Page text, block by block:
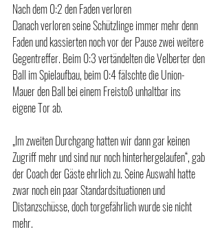
Nach dem 0:2 den Faden verloren
Danach verloren seine Schützlinge immer mehr denn
Faden und kassierten noch vor der Pause zwei weitere
Gegentreffer. Beim 0:3 vertändelten die Velberter den
Ball im Spielaufbau, beim 0:4 fälschte die Union-
Mauer den Ball bei einem Freistoß unhaltbar ins
eigene Tor ab.
„Im zweiten Durchgang hatten wir dann gar keinen
Zugriff mehr und sind nur noch hinterhergelaufen“, gab
der Coach der Gäste ehrlich zu. Seine Auswahl hatte
zwar noch ein paar Standardsituationen und
Distanzschüsse, doch torgefährlich wurde sie nicht
mehr.